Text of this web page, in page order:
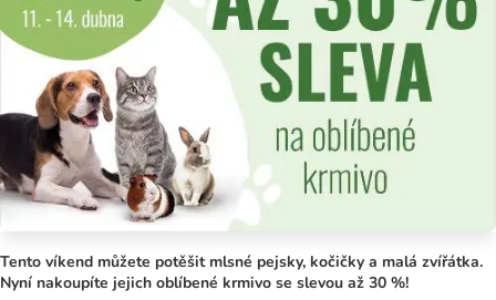
Tento víkend můžete potěšit mlsné pejsky, kočičky a malá zvířátka.
Nyní nakoupíte jejich oblíbené krmivo se slevou až 30 %!